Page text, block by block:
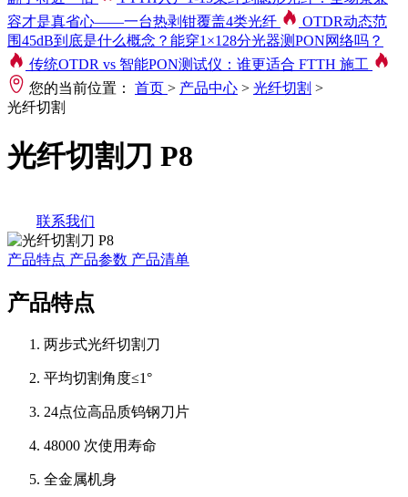
容才是真省心——一台热剥钳覆盖4类光纤
OTDR动态范
围45dB到底是什么概念？能穿1×128分光器测PON网络吗？
传统OTDR vs 智能PON测试仪：谁更适合 FTTH 施工
您的当前位置：
首页 > 产品中心 > 光纤切割 >
光纤切割
光纤切割刀 P8
联系我们
产品特点 产品参数 产品清单
产品特点
两步式光纤切割刀
平均切割角度≤1°
24点位高品质钨钢刀片
48000 次使用寿命
全金属机身